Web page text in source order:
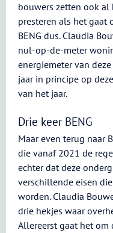
bouwers zetten ook
presteren als het gaat
BENG dus. Claudia
nul-op-de-meter
energiemeter van
jaar in principe op
van het jaar.
Drie keer BENG
Maar even terug naar
die vanaf 2021 de
echter dat deze
verschillende eisen
worden. Claudia
drie hekjes waar
Allereerst gaat het